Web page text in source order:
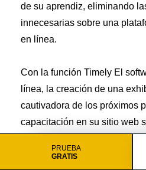
PRUEBA
GRATIS
de su aprendiz, eliminando
innecesarias sobre una
en línea.
Con la función Timely El
línea, la creación de una
cautivadora de los próximos
capacitación en su sitio web
diseño de acuerdo con sus